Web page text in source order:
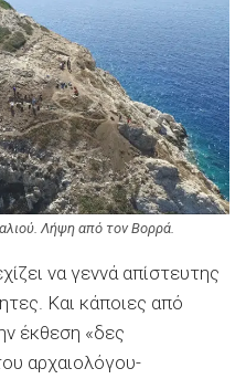
Λήψη από τον Βορρά.
να γεννά απίστευτης
Και κάποιες από
έκθεση «δες
αρχαιολόγου-